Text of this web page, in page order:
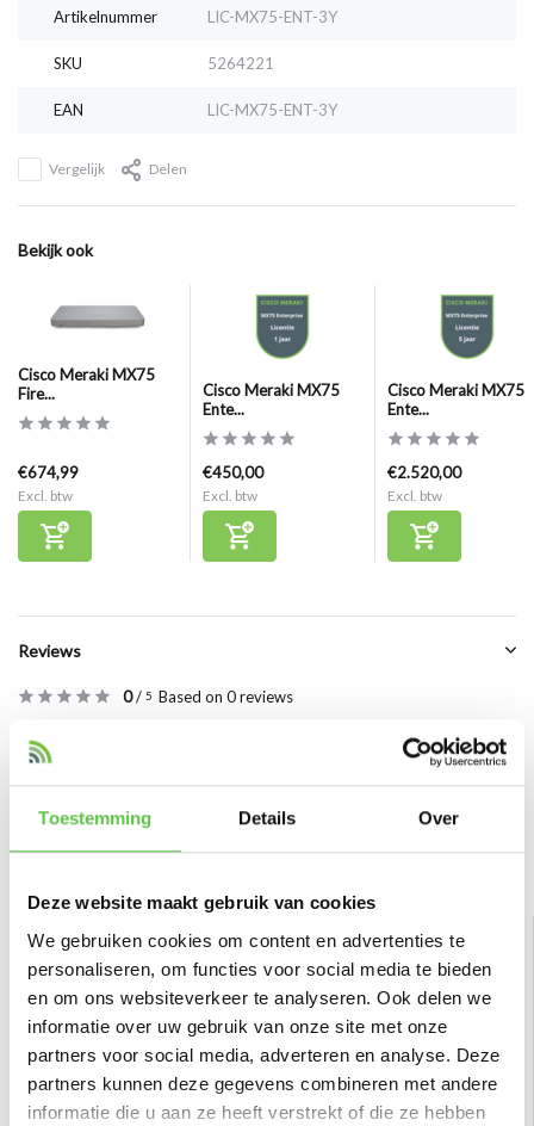
Toestemming Details Over
Deze website maakt gebruik van cookies
We gebruiken cookies om content en advertenties te
personaliseren, om functies voor social media te bieden
en om ons websiteverkeer te analyseren. Ook delen we
informatie over uw gebruik van onze site met onze
partners voor social media, adverteren en analyse. Deze
partners kunnen deze gegevens combineren met andere
informatie die u aan ze heeft verstrekt of die ze hebben
Artikelnummer LIC-MX75-ENT-3Y
SKU 5264221
EAN LIC-MX75-ENT-3Y
Vergelijk Delen
Bekijk ook
Cisco Meraki MX75
Fire...
€674,99
Excl. btw
Cisco Meraki MX75
Ente...
€450,00
Excl. btw
Cisco Meraki MX75
Ente...
€2.520,00
Excl. btw
Reviews
0/ 5 Based on 0 reviews
Er zijn nog geen reviews geschreven over dit product..